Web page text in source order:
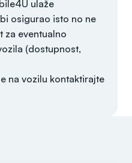
ulaže
osigurao isto no ne
za eventualno
(dostupnost,
na vozilu kontaktirajte